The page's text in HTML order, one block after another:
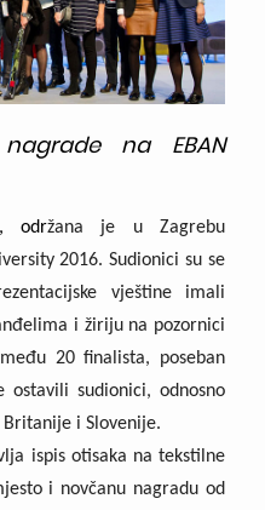
na EBAN
održana je u Zagrebu
2016. Sudionici su se
vještine imali
i žiriju na pozornici
20 finalista, poseban
ostavili sudionici, odnosno
i Slovenije.
ispis otisaka na tekstilne
i novčanu nagradu od